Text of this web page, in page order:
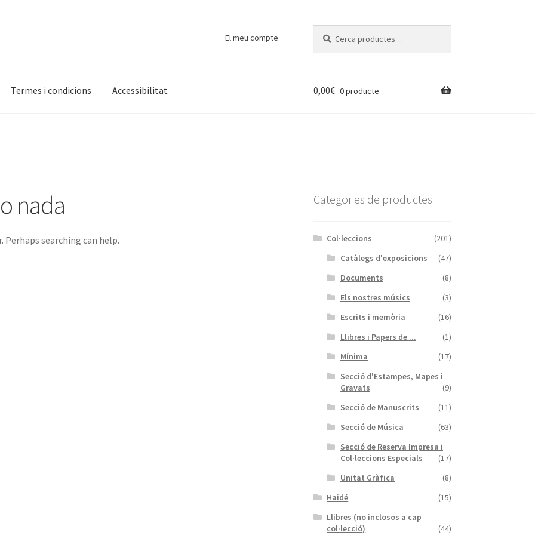
El meu compte
Termes i condicions Accessibilitat 0,00€ 0 producte
nada
Perhaps searching can help.
Categories de productes
Col·leccions
(201)
Catàlegs d'exposicions
(47)
Documents
(8)
Els nostres músics
(3)
Escrits i memòria
(16)
Llibres i Papers de ...
(1)
Mínima
(17)
Secció d'Estampes, Mapes i
Gravats
(9)
Secció de Manuscrits
(11)
Secció de Música
(63)
Secció de Reserva Impresa i
Col·leccions Especials
(17)
Unitat Gràfica
(8)
Haidé
(15)
Llibres (no inclosos a cap
col·lecció)
(44)